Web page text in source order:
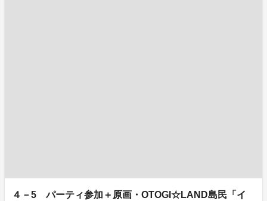
４－5 パーティ参加＋原画・OTOGI☆LAND島民「イ